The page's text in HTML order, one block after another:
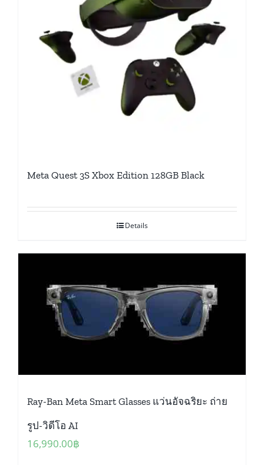
Meta Quest 3S Xbox Edition 128GB Black
Details
Ray-Ban Meta Smart Glasses แว่นอัจฉริยะ ถ่าย
รูป-วิดีโอ AI
16,990.00฿